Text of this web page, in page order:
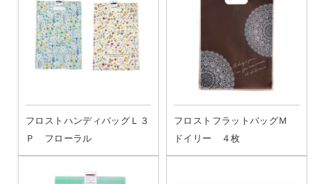
フロストハンディバッグＬ３
Ｐ フローラル
フロストフラットバッグＭ
ドイリー ４枚